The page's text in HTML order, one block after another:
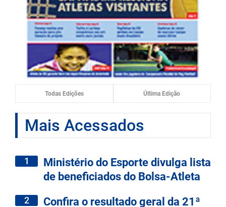
Todas Edições Última Edição
Mais Acessados
1
Ministério do Esporte divulga lista
de beneficiados do Bolsa-Atleta
2
Confira o resultado geral da 21ª